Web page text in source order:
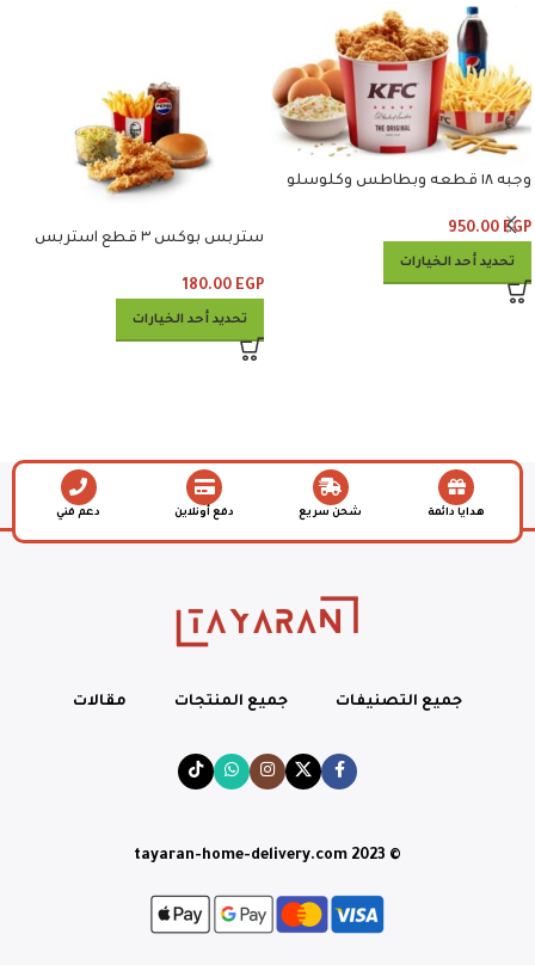
وجبه ١٨ قطعه وبطاطس وكلوسلو
950.00 EGP
تحديد أحد الخيارات
ستربس بوكس ٣ قطع استربس
180.00 EGP
تحديد أحد الخيارات
هدايا دائمة شحن سريع دفع أونلاين دعم فني
جميع التصنيفات جميع المنتجات مقالات
© tayaran-home-delivery.com 2023